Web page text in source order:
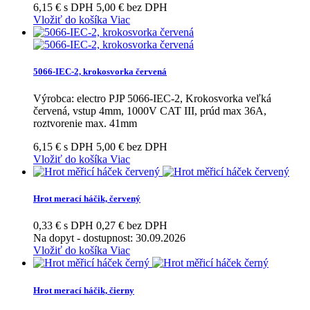
6,15 € s DPH 5,00 € bez DPH
Vložiť do košíka Viac
5066-IEC-2, krokosvorka červená
Výrobca: electro PJP 5066-IEC-2, Krokosvorka veľká
červená, vstup 4mm, 1000V CAT III, prúd max 36A,
roztvorenie max. 41mm
6,15 € s DPH 5,00 € bez DPH
Vložiť do košíka Viac
Hrot merací háčik, červený
0,33 € s DPH 0,27 € bez DPH
Na dopyt- dostupnost: 30.09.2026
Vložiť do košíka Viac
Hrot merací háčik, čierny